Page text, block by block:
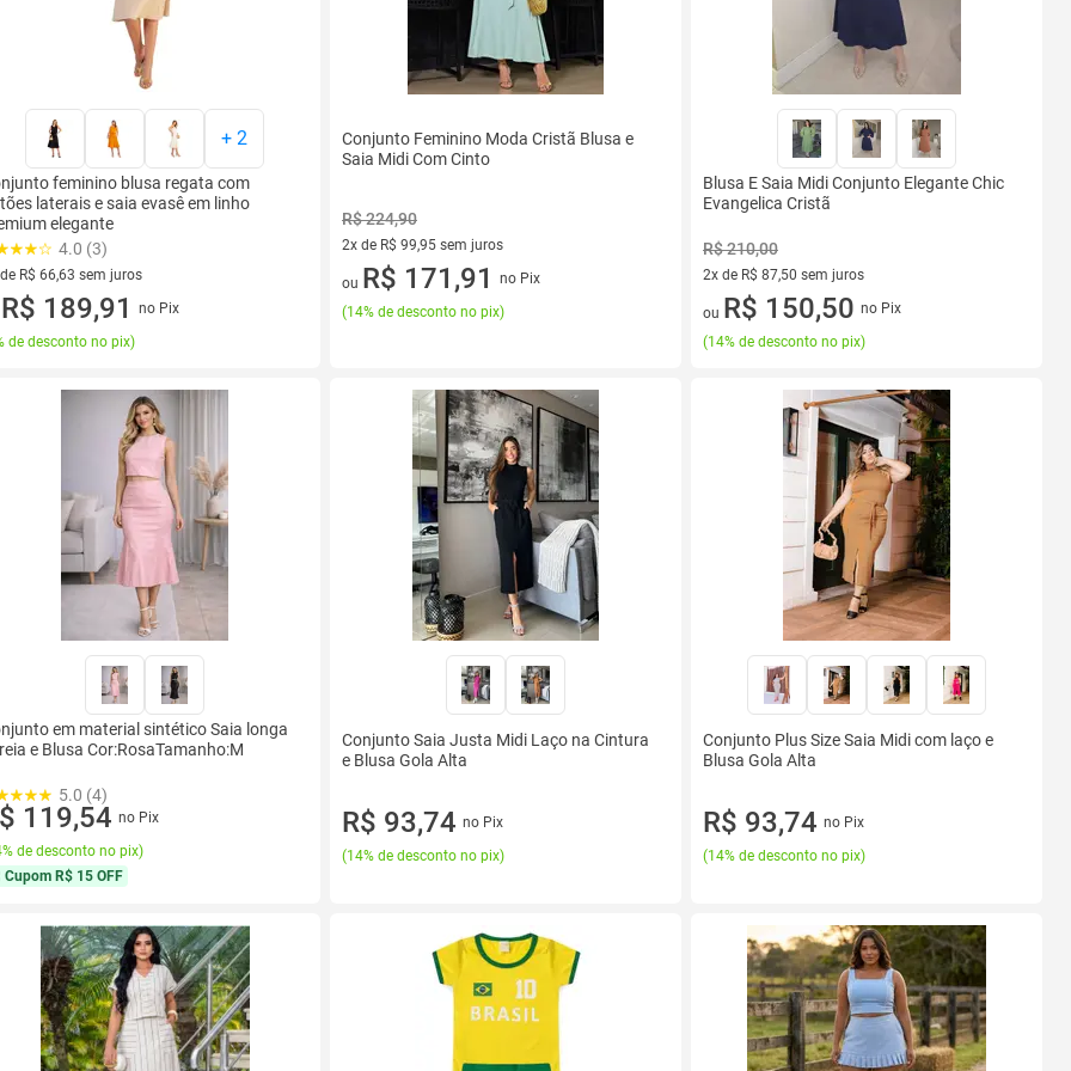
+ 2
feminino blusa regata com
laterais e saia evasê em linho
elegante
4.0 (3)
R$ 66,63 sem juros
de R$ 66,63 sem juros
R$ 189,91
no Pix
de desconto no pix)
Conjunto Feminino Moda Cristã Blusa e
Saia Midi Com Cinto
R$ 224,90
2x de R$ 99,95 sem juros
2 vez de R$ 99,95 sem juros
ou R$ 171,91
no Pix
(14% de desconto no pix)
Blusa E Saia Midi Conjunto Elegante Chic
Evangelica Cristã
R$ 210,00
2x de R$ 87,50 sem juros
2 vez de R$ 87,50 sem juros
ou R$ 150,50 no Pix
(14% de desconto no pix)
em material sintético Saia longa
e Blusa Cor:RosaTamanho:M
5.0 (4)
119,54 no Pix
de desconto no pix)
Cupom R$ 15 OFF
Conjunto Saia Justa Midi Laço na Cintura
e Blusa Gola Alta
R$ 93,74 no Pix
(14% de desconto no pix)
Conjunto Plus Size Saia Midi com laço e
Blusa Gola Alta
R$ 93,74 no Pix
(14% de desconto no pix)